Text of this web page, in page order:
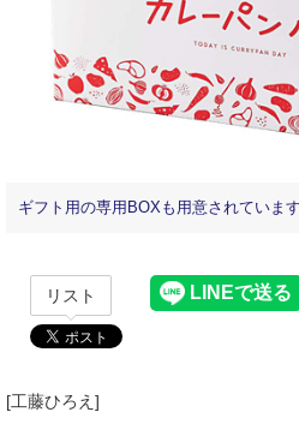
ギフト用の専用BOXも用意されています
リスト
[工藤ひろえ]